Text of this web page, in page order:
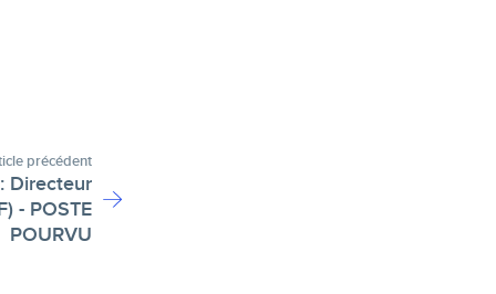
précédent
Directeur
- POSTE
POURVU